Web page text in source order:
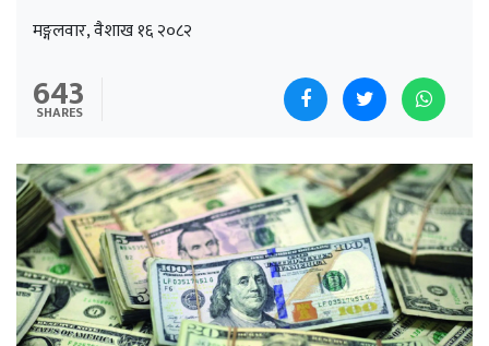
मङ्गलवार, वैशाख १६ २०८२
643
SHARES